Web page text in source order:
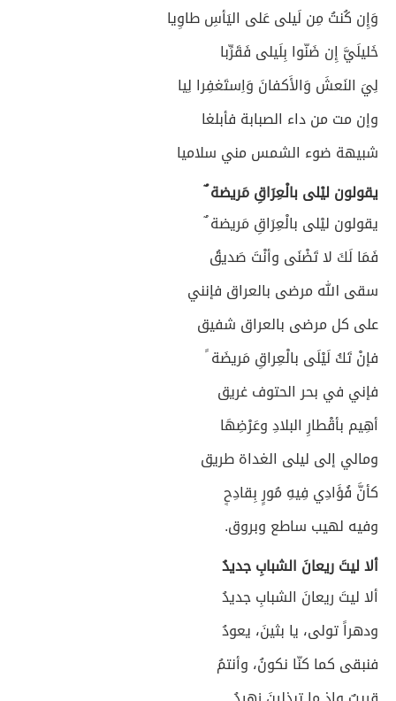
وَإِن كُنتُ مِن لَيلى عَلى اليَأسِ طاوِيا
خَليلَيَّ إِن ضَنّوا بِلَيلى فَقَرِّبا
لِيَ النَعشَ وَالأَكفانَ وَاِستَغفِرا لِيا
وإن مت من داء الصبابة فأبلغا
شبيهة ضوء الشمس مني سلاميا
يقولون ليْلى بالْعِرَاقِ مَريضة ٌ
يقولون ليْلى بالْعِرَاقِ مَريضة ٌ
فَمَا لَكَ لا تَضْنَى وأنْتَ صَديقُ
سقى الله مرضى بالعراق فإنني
على كل مرضى بالعراق شفيق
فإنْ تَكُ لَيْلَى بالْعِراقِ مَريضَة ً
فإني في بحر الحتوف غريق
أهِيم بأقْطارِ البلادِ وعَرْضِهَا
ومالي إلى ليلى الغداة طريق
كأنَّ فُؤَادِي فِيهِ مُورٍ بِقادِحٍ
وفيه لهيب ساطع وبروق.
ألا ليتَ ريعانَ الشبابِ جديدُ
ألا ليتَ ريعانَ الشبابِ جديدُ
ودهراً تولى، يا بثينَ، يعودُ
فنبقى كما كنّا نكونُ، وأنتمُ